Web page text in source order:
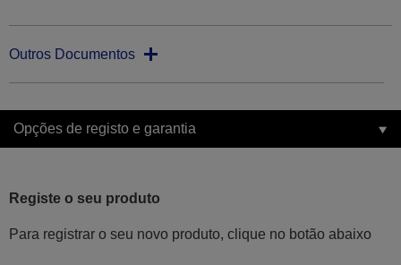
Outros Documentos
Opções de registo e garantia
Registe o seu produto
Para registrar o seu novo produto, clique no botão abaixo